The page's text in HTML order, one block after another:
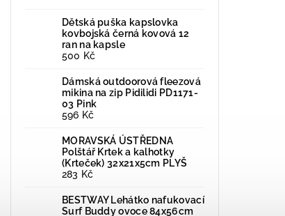
Dětská puška kapslovka
kovbojská černá kovová 12
ran na kapsle
500 Kč
Dámská outdoorová fleezová
mikina na zip Pidilidi PD1171-
03 Pink
596 Kč
MORAVSKÁ ÚSTŘEDNA
Polštář Krtek a kalhotky
(Krteček) 32x21x5cm PLYŠ
283 Kč
BESTWAY Lehátko nafukovací
Surf Buddy ovoce 84x56cm